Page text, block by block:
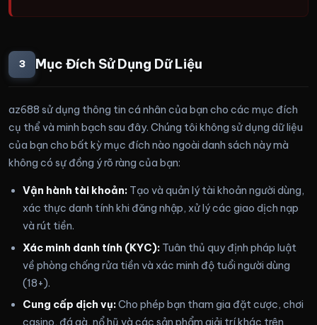
3 Mục Đích Sử Dụng Dữ Liệu
az688 sử dụng thông tin cá nhân của bạn cho các mục đích
cụ thể và minh bạch sau đây. Chúng tôi không sử dụng dữ liệu
của bạn cho bất kỳ mục đích nào ngoài danh sách này mà
không có sự đồng ý rõ ràng của bạn:
Vận hành tài khoản: Tạo và quản lý tài khoản người dùng,
xác thực danh tính khi đăng nhập, xử lý các giao dịch nạp
và rút tiền.
Xác minh danh tính (KYC): Tuân thủ quy định pháp luật
về phòng chống rửa tiền và xác minh độ tuổi người dùng
(18+).
Cung cấp dịch vụ:Cho phép bạn tham gia đặt cược, chơi
casino, đá gà, nổ hũ và các sản phẩm giải trí khác trên